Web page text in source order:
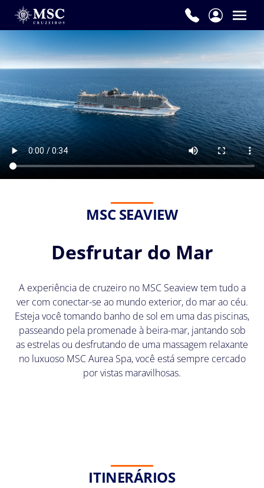
MSC SEAVIEW
Desfrutar do Mar
A experiência de cruzeiro no MSC Seaview tem tudo a
ver com conectar-se ao mundo exterior, do mar ao céu.
Esteja você tomando banho de sol em uma das piscinas,
passeando pela promenade à beira-mar, jantando sob
as estrelas ou desfrutando de uma massagem relaxante
no luxuoso MSC Aurea Spa, você está sempre cercado
por vistas maravilhosas.
ITINERÁRIOS